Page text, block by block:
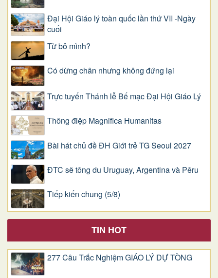
Đại Hội Giáo lý toàn quốc lần thứ VII -Ngày
cuối
Từ bỏ mình?
Có dừng chân nhưng không đứng lại
Trực tuyến Thánh lễ Bế mạc Đại Hội Giáo Lý
Thông điệp Magnifica Humanitas
Bài hát chủ đề ĐH Giới trẻ TG Seoul 2027
ĐTC sẽ tông du Uruguay, Argentina và Pêru
Tiếp kiến chung (5/8)
TIN HOT
277 Câu Trắc Nghiệm GIÁO LÝ DỰ TÒNG